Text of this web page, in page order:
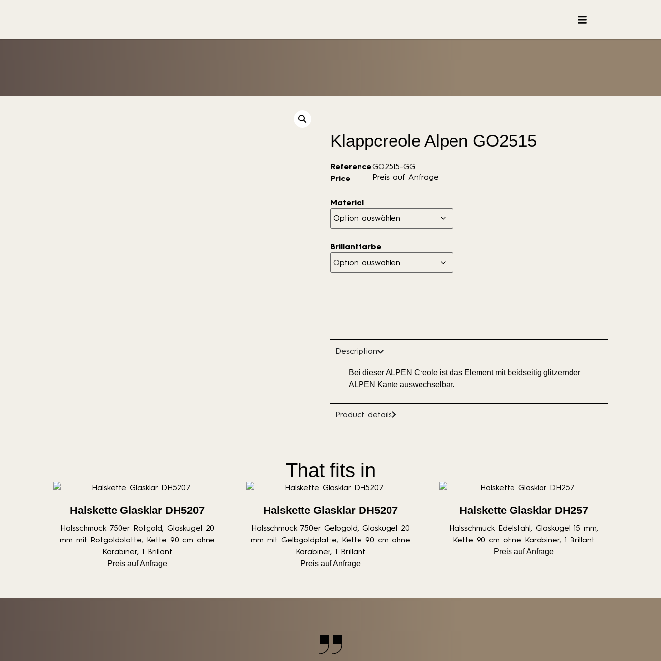
Klappcreole Alpen GO2515
ReferenceGO2515-GG
Price
Preis auf Anfrage
Material
Brillantfarbe
Description
Bei dieser ALPEN Creole ist das Element mit beidseitig glitzernder
ALPEN Kante auswechselbar.
Product details
That fits in
Halskette Glasklar DH5207
Halsschmuck 750er Rotgold, Glaskugel 20
mm mit Rotgoldplatte, Kette 90 cm ohne
Karabiner, 1 Brillant
Preis auf Anfrage
Halskette Glasklar DH5207
Halsschmuck 750er Gelbgold, Glaskugel 20
mm mit Gelbgoldplatte, Kette 90 cm ohne
Karabiner, 1 Brillant
Preis auf Anfrage
Halskette Glasklar DH257
Halsschmuck Edelstahl, Glaskugel 15 mm,
Kette 90 cm ohne Karabiner, 1 Brillant
Preis auf Anfrage